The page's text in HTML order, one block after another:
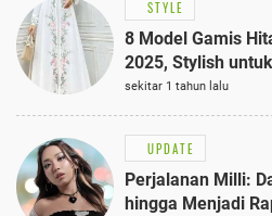
STYLE
8 Model Gamis
2025, Stylish
Semi-Formal
sekitar 1 tahun lalu
UPDATE
Perjalanan Milli:
hingga Menjadi